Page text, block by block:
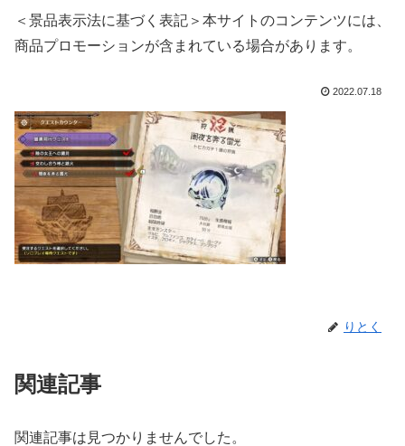
＜景品表示法に基づく表記＞本サイトのコンテンツには、
商品プロモーションが含まれている場合があります。
2022.07.18
りとく
関連記事
関連記事は見つかりませんでした。